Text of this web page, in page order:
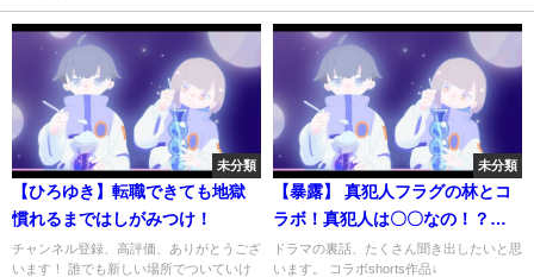
未分類
【ひろゆき】転職できても地獄
慣れるまではしがみつけ！
チャンネル登録、高評価、ありがとうござ
います！ 誰でも新しい場所でついていけ
未分類
【暴露】 真犯人フラグの林とコ
ラボ！真犯人は〇〇なの！？
【ネタバレ注意】
ドラマの裏話、たくさん聞き出したいと思
います。 コラボshorts作品↓